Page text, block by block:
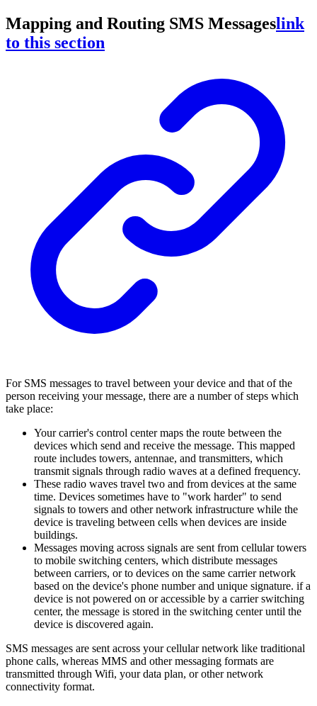
Mapping and Routing SMS Messageslink
to this section
For SMS messages to travel between your device and that of the
person receiving your message, there are a number of steps which
take place:
Your carrier's control center maps the route between the
devices which send and receive the message. This mapped
route includes towers, antennae, and transmitters, which
transmit signals through radio waves at a defined frequency.
These radio waves travel two and from devices at the same
time. Devices sometimes have to "work harder" to send
signals to towers and other network infrastructure while the
device is traveling between cells when devices are inside
buildings.
Messages moving across signals are sent from cellular towers
to mobile switching centers, which distribute messages
between carriers, or to devices on the same carrier network
based on the device's phone number and unique signature. if a
device is not powered on or accessible by a carrier switching
center, the message is stored in the switching center until the
device is discovered again.
SMS messages are sent across your cellular network like traditional
phone calls, whereas MMS and other messaging formats are
transmitted through Wifi, your data plan, or other network
connectivity format.